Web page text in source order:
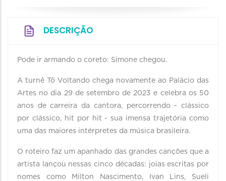
DESCRIÇÃO
Pode ir armando o coreto: Simone chegou.
A turnê Tô Voltando chega novamente ao Palácio das
Artes no dia 29 de setembro de 2023 e celebra os 50
anos de carreira da cantora, percorrendo - clássico
por clássico, hit por hit - sua imensa trajetória como
uma das maiores intérpretes da música brasileira.
O roteiro faz um apanhado das grandes canções que a
artista lançou nessas cinco décadas: joias escritas por
nomes como Milton Nascimento, Ivan Lins, Sueli